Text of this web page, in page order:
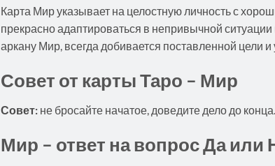
Карта Мир указывает на целостную личность с
прекрасно адаптироваться в непривычной
аркану Мир, всегда добивается поставленной цели
Совет от карты Таро – Мир
Совет:не бросайте начатое, доведите дело до конца.
Мир – ответ на вопрос Да или